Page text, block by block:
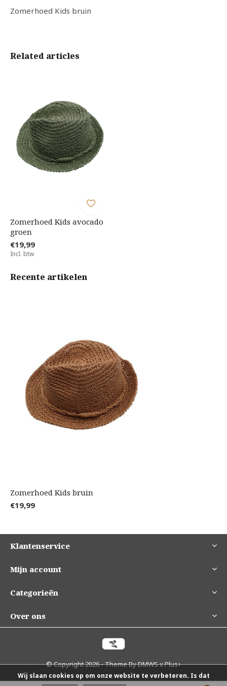
Zomerhoed Kids bruin
Related articles
Zomerhoed Kids avocado
groen
€19,99
Incl. btw
Recente artikelen
Zomerhoed Kids bruin
€19,99
Klantenservice
Mijn account
Categorieën
Over ons
© Copyright2026- Theme ByDMWSxPlus+
Wij slaan cookies op om onze website te verbeteren. Is dat